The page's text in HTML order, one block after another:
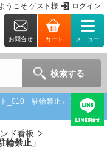
うこそ ゲスト 様 ログイン
お問合せ カート メニュー
検索する
_010「駐輪禁止」 商品詳細
ド看板
輪禁止」